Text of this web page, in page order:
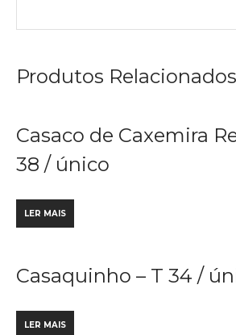
Produtos Relacionados
Casaco de Caxemira
38 / único
LER MAIS
Casaquinho – T 34 /
LER MAIS